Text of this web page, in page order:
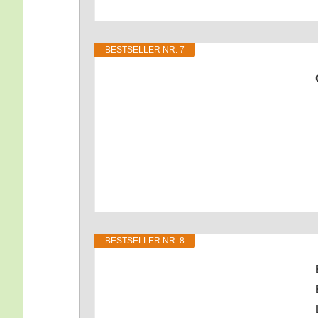
BEST­SEL­LER NR. 7
BEST­SEL­LER NR. 8